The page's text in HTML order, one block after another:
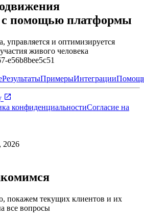
с помощью платформы
управляется и оптимизируется
живого человека
e56b8bee5c51
РезультатыПримерыИнтеграции
конфиденциальностиСогласие на
, 2026
покажем текущих клиентов и их
все вопросы